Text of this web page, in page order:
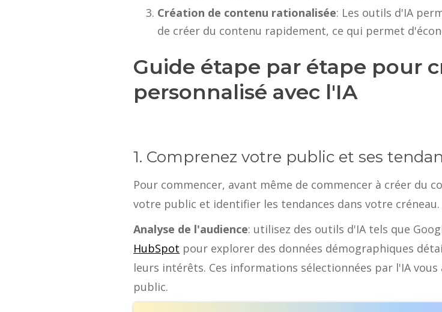
Création de contenu rationalisée: Les outils d'IA
de créer du contenu rapidement, ce qui permet
Guide étape par étape pour
personnalisé avec l'IA
1. Comprenez votre public et ses
Pour commencer, avant même de commencer à créer du
votre public et identifier les tendances dans votre
Analyse de l'audience: utilisez des outils d'IA tels que
HubSpot pour explorer des données démographiques
leurs intérêts. Ces informations sélectionnées par l'IA
public.